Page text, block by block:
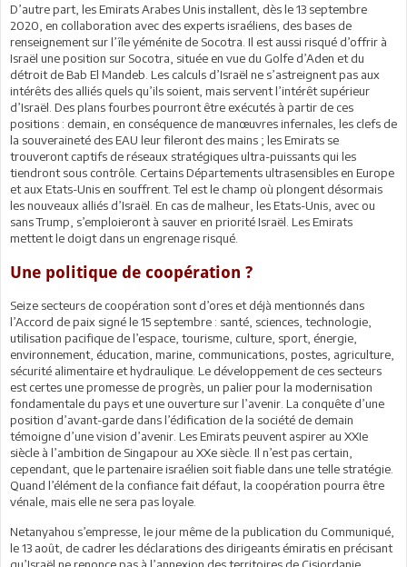
D’autre part, les Emirats Arabes Unis installent, dès le 13 septembre
2020, en collaboration avec des experts israéliens, des bases de
renseignement sur l’île yéménite de Socotra. Il est aussi risqué d’offrir à
Israël une position sur Socotra, située en vue du Golfe d’Aden et du
détroit de Bab El Mandeb. Les calculs d’Israël ne s’astreignent pas aux
intérêts des alliés quels qu’ils soient, mais servent l’intérêt supérieur
d’Israël. Des plans fourbes pourront être exécutés à partir de ces
positions : demain, en conséquence de manœuvres infernales, les clefs de
la souveraineté des EAU leur fileront des mains ; les Emirats se
trouveront captifs de réseaux stratégiques ultra-puissants qui les
tiendront sous contrôle. Certains Départements ultrasensibles en Europe
et aux Etats-Unis en souffrent. Tel est le champ où plongent désormais
les nouveaux alliés d’Israël. En cas de malheur, les Etats-Unis, avec ou
sans Trump, s’emploieront à sauver en priorité Israël. Les Emirats
mettent le doigt dans un engrenage risqué.
Une politique de coopération ?
Seize secteurs de coopération sont d’ores et déjà mentionnés dans
l’Accord de paix signé le 15 septembre : santé, sciences, technologie,
utilisation pacifique de l’espace, tourisme, culture, sport, énergie,
environnement, éducation, marine, communications, postes, agriculture,
sécurité alimentaire et hydraulique. Le développement de ces secteurs
est certes une promesse de progrès, un palier pour la modernisation
fondamentale du pays et une ouverture sur l’avenir. La conquête d’une
position d’avant-garde dans l’édification de la société de demain
témoigne d’une vision d’avenir. Les Emirats peuvent aspirer au XXIe
siècle à l’ambition de Singapour au XXe siècle. Il n’est pas certain,
cependant, que le partenaire israélien soit fiable dans une telle stratégie.
Quand l’élément de la confiance fait défaut, la coopération pourra être
vénale, mais elle ne sera pas loyale.
Netanyahou s’empresse, le jour même de la publication du Communiqué,
le 13 août, de cadrer les déclarations des dirigeants émiratis en précisant